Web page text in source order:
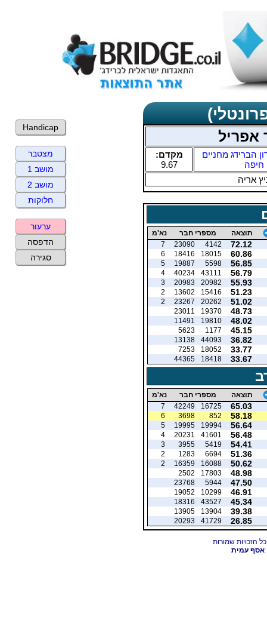
אפריל
הברידג מחניים
חיפה
מקדם:
9.67
אריה
תוצאה מספרי חבר נא'מ
72.12
4142
23090
7
60.86
18015
18416
6
56.85
5598
19887
5
56.79
43111
40234
4
55.93
20982
20983
3
51.23
15416
13602
2
51.02
20262
23267
2
48.73
19370
23011
48.02
19810
11491
45.15
1177
5623
36.82
44093
13138
33.77
18052
7253
33.67
18418
44365
תוצאה מספרי חבר נא'מ
65.03
16725
42249
7
58.18
852
3698
6
56.64
19994
19995
5
56.48
41601
20231
4
54.41
5419
3955
3
51.36
6694
1283
2
50.62
16088
16359
2
48.98
17803
2502
47.50
5944
23768
46.91
10299
19052
45.34
43527
18316
39.38
13904
13905
26.85
41729
20293
אסף עמית
Handicap
מצטבר
מושב 1
מושב 2
חלוקות
ערעור
הדפסה
סגירה